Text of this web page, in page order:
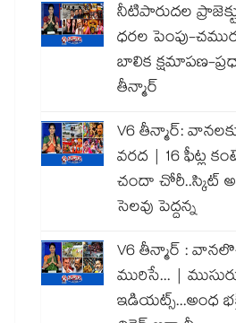
నీటిపారుదల
ధరల పెంపు-
బాలిక క్షమాపణ-
తీన్మార్
V6 తీన్మార్: వానలకు
వరద | 16 ఫీట్ల
చందా చోరీ..స్కిట్
సెలవు పెద్దన్న
V6 తీన్మార్ :
మురిసే... |
ఇడియట్స్...అంధ